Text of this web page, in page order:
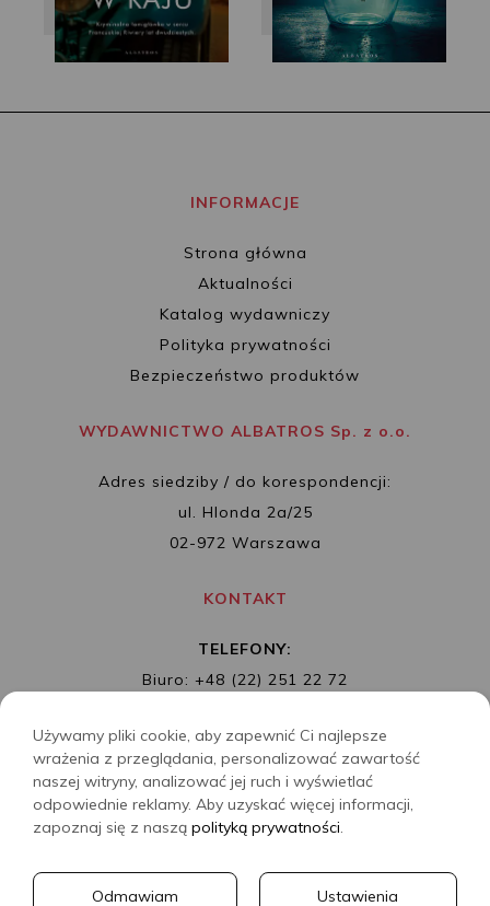
INFORMACJE
Strona główna
Aktualności
Katalog wydawniczy
Polityka prywatności
Bezpieczeństwo produktów
WYDAWNICTWO ALBATROS Sp. z o.o.
Adres siedziby / do korespondencji:
ul. Hlonda 2a/25
02-972 Warszawa
KONTAKT
TELEFONY:
Biuro: +48 (22) 251 22 72
MAIL: biuro@wydawnictwoalbatros.com
COPYRIGHTS
WYDAWNICTWO ALBATROS
Używamy pliki cookie, aby zapewnić Ci najlepsze
wrażenia z przeglądania, personalizować zawartość
naszej witryny, analizować jej ruch i wyświetlać
odpowiednie reklamy. Aby uzyskać więcej informacji,
zapoznaj się z naszą polityką prywatności.
Ustawienia
Odmawiam